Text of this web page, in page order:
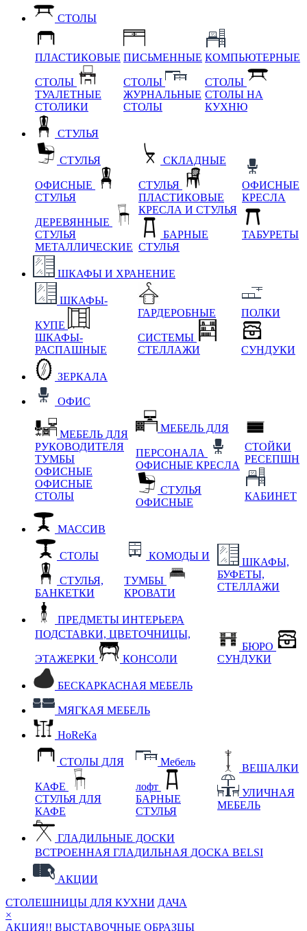
СТОЛЫ
ПЛАСТИКОВЫЕ
СТОЛЫ
ТУАЛЕТНЫЕ
СТОЛИКИ
ПИСЬМЕННЫЕ
СТОЛЫ
ЖУРНАЛЬНЫЕ
СТОЛЫ
КОМПЬЮТЕРНЫЕ
СТОЛЫ
СТОЛЫ НА
КУХНЮ
СТУЛЬЯ
СТУЛЬЯ
ОФИСНЫЕ
СТУЛЬЯ
ДЕРЕВЯННЫЕ
СТУЛЬЯ
МЕТАЛЛИЧЕСКИЕ
СКЛАДНЫЕ
СТУЛЬЯ
ПЛАСТИКОВЫЕ
КРЕСЛА И СТУЛЬЯ
БАРНЫЕ
СТУЛЬЯ
ОФИСНЫЕ
КРЕСЛА
ТАБУРЕТЫ
ШКАФЫ И ХРАНЕНИЕ
ШКАФЫ-
КУПЕ
ШКАФЫ-
РАСПАШНЫЕ
ГАРДЕРОБНЫЕ
СИСТЕМЫ
СТЕЛЛАЖИ
ПОЛКИ
СУНДУКИ
ЗЕРКАЛА
ОФИС
МЕБЕЛЬ ДЛЯ
РУКОВОДИТЕЛЯ
ТУМБЫ
ОФИСНЫЕ
ОФИСНЫЕ
СТОЛЫ
МЕБЕЛЬ ДЛЯ
ПЕРСОНАЛА
ОФИСНЫЕ КРЕСЛА
СТУЛЬЯ
ОФИСНЫЕ
СТОЙКИ
РЕСЕПШН
КАБИНЕТ
МАССИВ
СТОЛЫ
СТУЛЬЯ,
БАНКЕТКИ
КОМОДЫ И
ТУМБЫ
КРОВАТИ
ШКАФЫ,
БУФЕТЫ,
СТЕЛЛАЖИ
ПРЕДМЕТЫ ИНТЕРЬЕРА
ПОДСТАВКИ, ЦВЕТОЧНИЦЫ,
ЭТАЖЕРКИ КОНСОЛИ
БЮРО
СУНДУКИ
БЕСКАРКАСНАЯ МЕБЕЛЬ
МЯГКАЯ МЕБЕЛЬ
HoReKa
СТОЛЫ ДЛЯ
КАФЕ
СТУЛЬЯ ДЛЯ
КАФЕ
Мебель
лофт
БАРНЫЕ
СТУЛЬЯ
ВЕШАЛКИ
УЛИЧНАЯ
МЕБЕЛЬ
ГЛАДИЛЬНЫЕ ДОСКИ
ВСТРОЕННАЯ ГЛАДИЛЬНАЯ ДОСКА BELSI
АКЦИИ
СТОЛЕШНИЦЫ ДЛЯ КУХНИ ДАЧА
×
АКЦИЯ!! ВЫСТАВОЧНЫЕ ОБРАЗЦЫ